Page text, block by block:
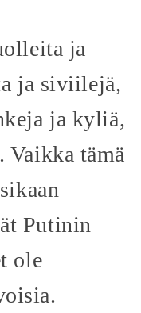
ja
ja siviilejä,
ja kyliä,
Vaikka tämä
Putinin
ole